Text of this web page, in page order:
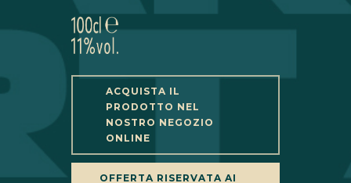
ACQUISTA IL
PRODOTTO NEL
NOSTRO NEGOZIO
ONLINE
OFFERTA RISERVATA AI